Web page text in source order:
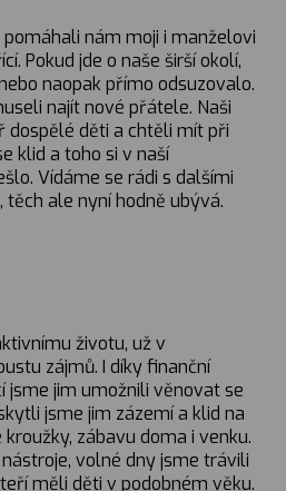
nám moji i manželovi
Pokud jde o naše širší okolí,
naopak přímo odsuzovalo.
najít nové přátele. Naši
dospělé děti a chtěli mít při
klid a toho si v naší
Vídáme se rádi s dalšími
ale nyní hodně ubývá.
životu, už v
zájmů. I díky finanční
jsme jim umožnili věnovat se
jsme jim zázemí a klid na
zábavu doma i venku.
volné dny jsme trávili
měli děti v podobném věku.